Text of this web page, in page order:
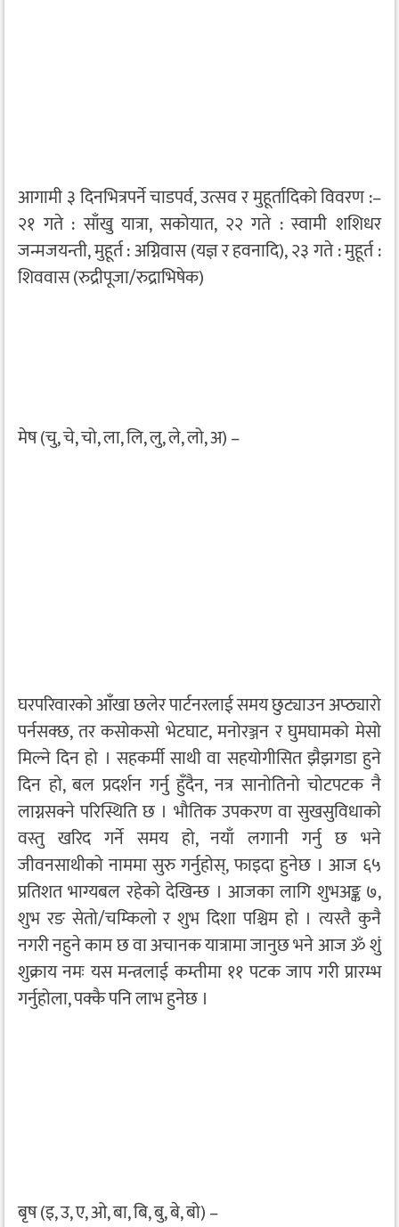
आगामी ३ दिनभित्रपर्ने चाडपर्व, उत्सव र मुहूर्तादिको विवरण :–
२१ गते : साँखु यात्रा, सकोयात, २२ गते : स्वामी शशिधर
जन्मजयन्ती, मुहूर्त : अग्निवास (यज्ञ र हवनादि), २३ गते : मुहूर्त :
शिववास (रुद्रीपूजा/रुद्राभिषेक)
मेष (चु, चे, चो, ला, लि, लु, ले, लो, अ) –
घरपरिवारको आँखा छलेर पार्टनरलाई समय छुट्याउन अप्ठ्यारो
पर्नसक्छ, तर कसोकसो भेटघाट, मनोरञ्जन र घुमघामको मेसो
मिल्ने दिन हो । सहकर्मी साथी वा सहयोगीसित झैझगडा हुने
दिन हो, बल प्रदर्शन गर्नु हुँदैन, नत्र सानोतिनो चोटपटक नै
लाग्नसक्ने परिस्थिति छ । भौतिक उपकरण वा सुखसुविधाको
वस्तु खरिद गर्ने समय हो, नयाँ लगानी गर्नु छ भने
जीवनसाथीको नाममा सुरु गर्नुहोस्, फाइदा हुनेछ । आज ६५
प्रतिशत भाग्यबल रहेको देखिन्छ । आजका लागि शुभअङ्क ७,
शुभ रङ सेतो/चम्किलो र शुभ दिशा पश्चिम हो । त्यस्तै कुनै
नगरी नहुने काम छ वा अचानक यात्रामा जानुछ भने आज ॐ शुं
शुक्राय नमः यस मन्त्रलाई कम्तीमा ११ पटक जाप गरी प्रारम्भ
गर्नुहोला, पक्कै पनि लाभ हुनेछ ।
बृष (इ, उ, ए, ओ, बा, बि, बु, बे, बो) –